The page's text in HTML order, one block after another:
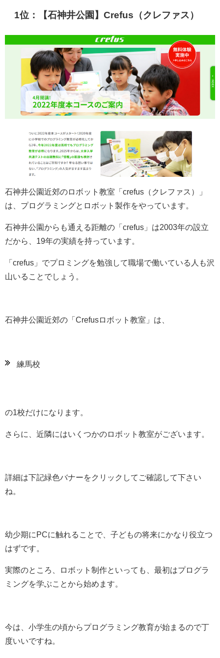
1位：【石神井公園】Crefus（クレファス）
石神井公園近郊のロボット教室「crefus（クレファス）」
は、プログラミングとロボット製作をやっています。
石神井公園からも通える距離の「crefus」は2003年の設立
だから、19年の実績を持っています。
「crefus」でプロミングを勉強して職場で働いている人も沢
山いることでしょう。
石神井公園近郊の「Crefusロボット教室」は、
練馬校
の1校だけになります。
さらに、近隣にはいくつかのロボット教室がございます。
詳細は下記緑色バナーをクリックしてご確認して下さい
ね。
幼少期にPCに触れることで、子どもの将来にかなり役立つ
はずです。
実際のところ、ロボット制作といっても、最初はプログラ
ミングを学ぶことから始めます。
今は、小学生の頃からプログラミング教育が始まるので丁
度いいですね。